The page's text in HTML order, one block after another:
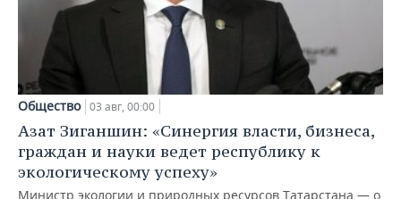
Общество 03 авг, 00:00
Азат Зиганшин: «Синергия власти, бизнеса,
граждан и науки ведет республику к
экологическому успеху»
Министр экологии и природных ресурсов Татарстана — о